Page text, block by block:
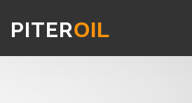
PITEROIL